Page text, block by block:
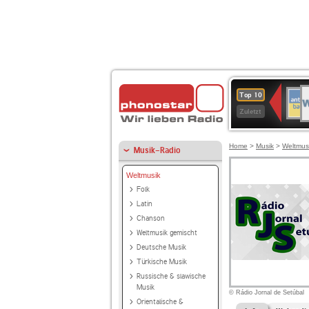
Top 10
Zuletzt
2
Musik-Radio
Weltmusik
Folk
Latin
Chanson
Weltmusik gemischt
Deutsche Musik
Türkische Musik
Russische & slawische
Musik
Orientalische &
Home > Musik >
© Rádio Jornal de Setúbal